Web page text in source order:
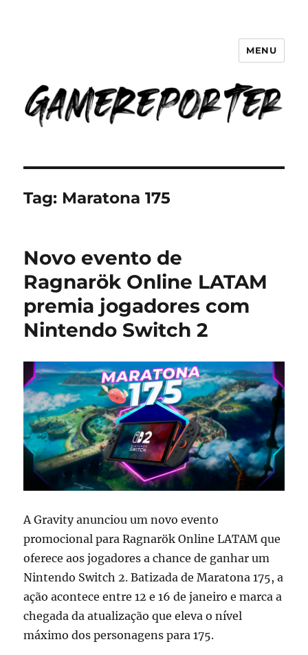
GameReporter | Cultura Gamer
MENU
Tag: Maratona 175
Novo evento de
Ragnarök Online LATAM
premia jogadores com
Nintendo Switch 2
A Gravity anunciou um novo evento
promocional para Ragnarök Online LATAM que
oferece aos jogadores a chance de ganhar um
Nintendo Switch 2. Batizada de Maratona 175, a
ação acontece entre 12 e 16 de janeiro e marca a
chegada da atualização que eleva o nível
máximo dos personagens para 175.